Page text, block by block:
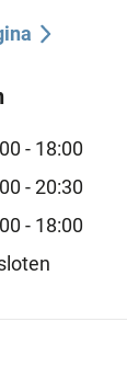
- 18:00
- 20:30
- 18:00